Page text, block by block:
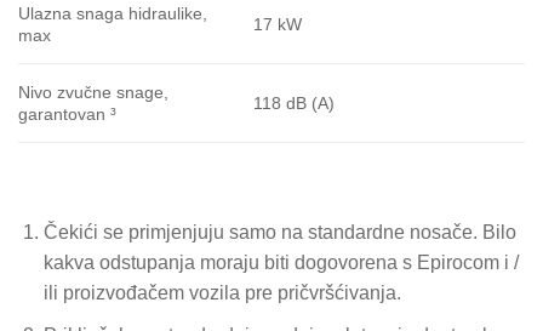
Ulazna snaga hidraulike,
max
17 kW
Nivo zvučne snage,
garantovan ³
118 dB (A)
Čekići se primjenjuju samo na standardne nosače. Bilo
kakva odstupanja moraju biti dogovorena s Epirocom i /
ili proizvođačem vozila pre pričvršćivanja.